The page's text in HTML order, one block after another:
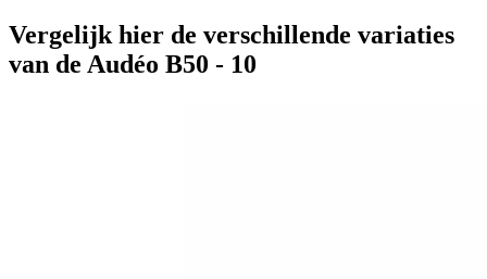
Vergelijk hier de verschillende variaties
van de Audéo B50 - 10